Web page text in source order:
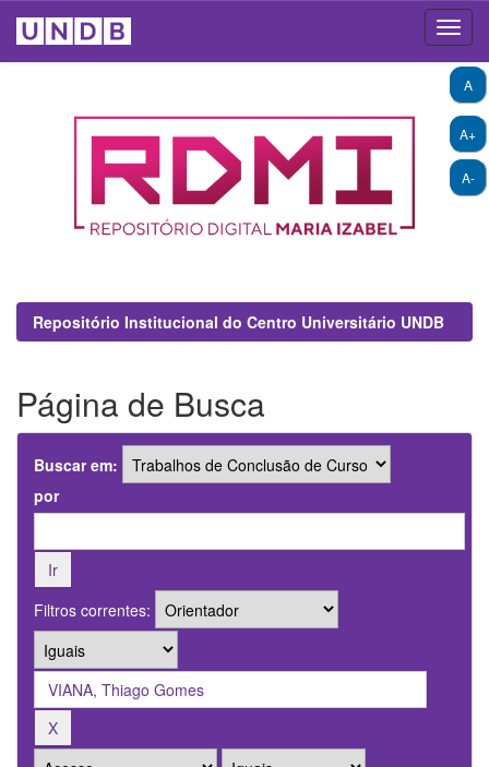
A+
A-
A
Repositório Institucional do Centro Universitário UNDB
Página de Busca
Buscar em:
por
Filtros correntes: